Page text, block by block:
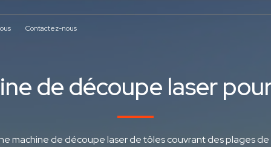
Événements
votre production à un niveau
Témoignages de nos clients
Histoires de réussite de nos clients
Contactez-nous
de découpe laser
machine de découpe laser de tôles couvrant des plages de